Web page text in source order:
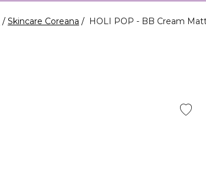
Skincare Coreana HOLI POP - BB Cream